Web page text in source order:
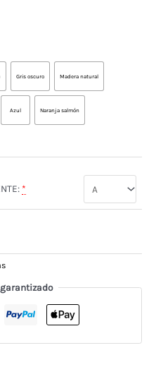
Gris oscuro Madera natural
Azul Naranja salmón
*